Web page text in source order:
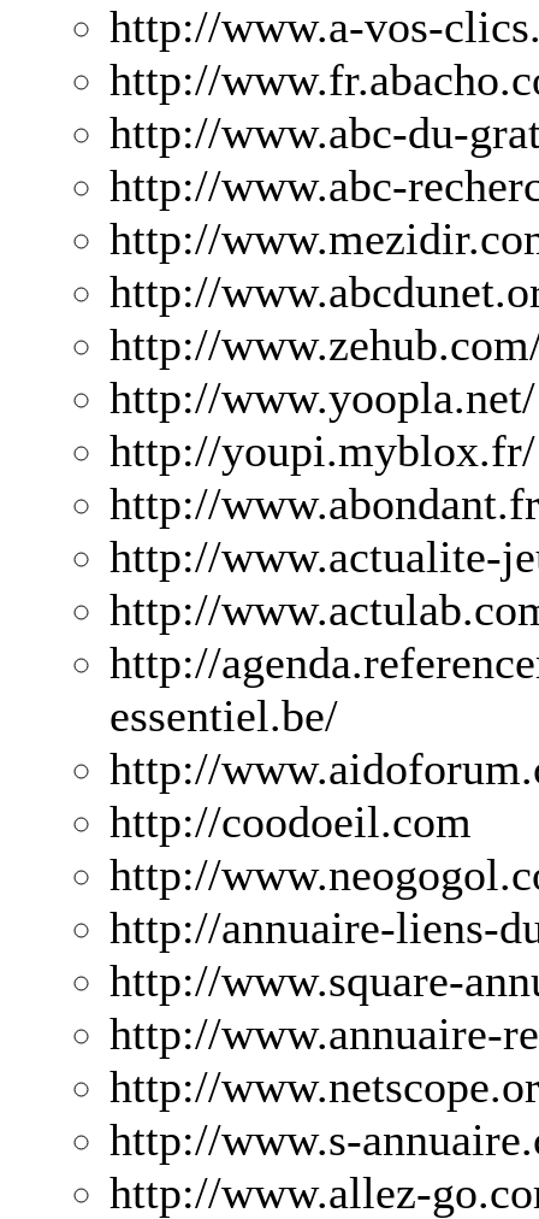
http://www.a-vos-
http://
http://www.abc-du-
http://www.abc-
http://
http://
http://
http://www.yoopla.net/
http://youpi.myblox.fr/
http://
http://www.actualite-
http://
http://
essentiel.be/
http://
http://coodoeil.com
http://
http://annuaire-liens-
http://www.square-
http://www.annuaire-
http://
http://www.s-
http://www.allez-